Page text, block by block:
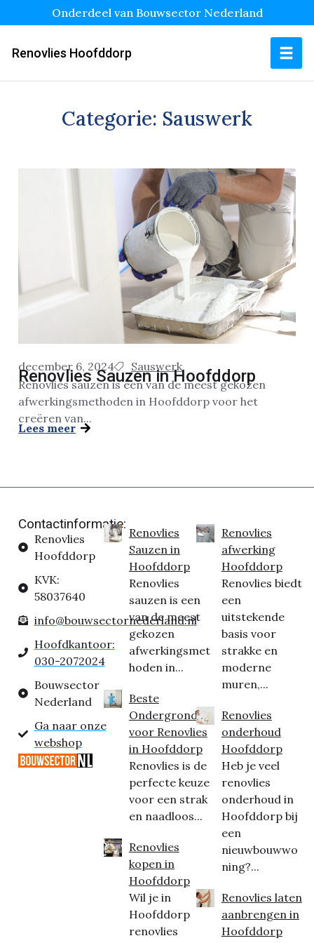
Onderdeel van Bouwsector Nederland
Renovlies Hoofddorp
Categorie: Sauswerk
december 6, 2024 Sauswerk
Renovlies Sauzen in Hoofddorp
Renovlies sauzen is een van de meest gekozen
afwerkingsmethoden in Hoofddorp voor het
creëren van...
Lees meer
Contactinformatie:
Renovlies
Hoofddorp
KVK:
58037640
info@bouwsectornederland.nl
Hoofdkantoor:
030-2072024
Bouwsector
Nederland
Ga naar onze
webshop
Renovlies
Sauzen in
Hoofddorp
Renovlies
sauzen is een
van de meest
gekozen
afwerkingsmet
hoden in...
Beste
Ondergrond
voor Renovlies
in Hoofddorp
Renovlies is de
perfecte keuze
voor een strak
en naadloos...
Renovlies
kopen in
Hoofddorp
Wil je in
Hoofddorp
renovlies
Renovlies
afwerking
Hoofddorp
Renovlies biedt
een
uitstekende
basis voor
strakke en
moderne
muren,...
Renovlies
onderhoud
Hoofddorp
Heb je veel
renovlies
onderhoud in
Hoofddorp bij
een
nieuwbouwwo
ning?...
Renovlies laten
aanbrengen in
Hoofddorp